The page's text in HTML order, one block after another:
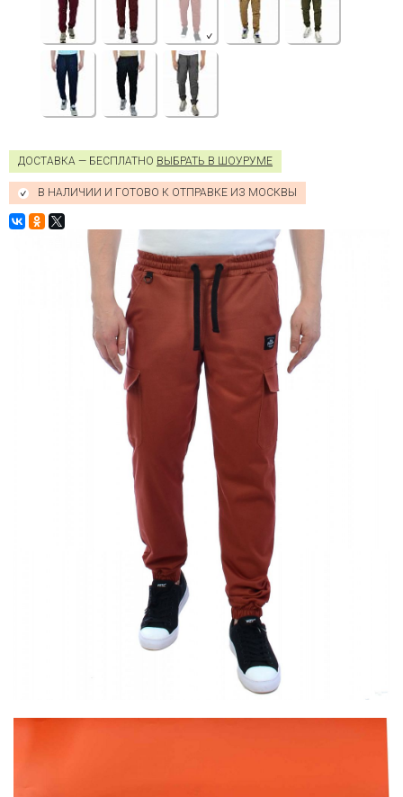
ДОСТАВКА — БЕСПЛАТНО ВЫБРАТЬ В ШОУРУМЕ
В НАЛИЧИИ И ГОТОВО К ОТПРАВКЕ ИЗ МОСКВЫ